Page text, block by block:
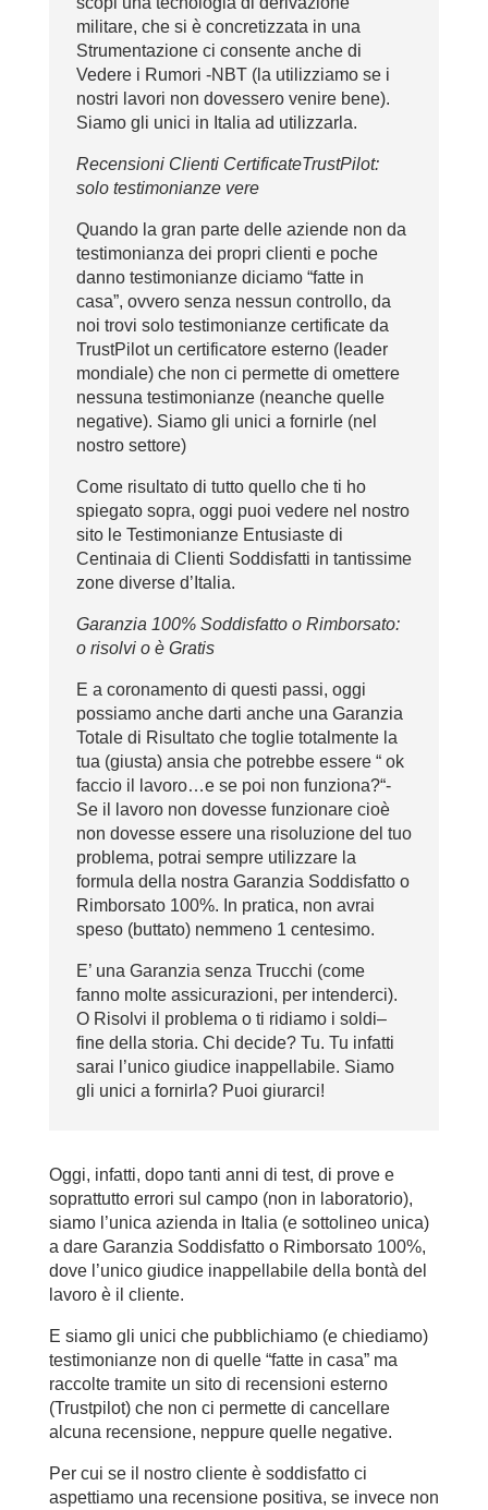
militare, che si è concretizzata in una
Strumentazione ci consente anche di
Vedere i Rumori -NBT (la utilizziamo se i
nostri lavori non dovessero venire bene).
Siamo gli unici in Italia ad utilizzarla.
Recensioni Clienti CertificateTrustPilot:
solo testimonianze vere
Quando la gran parte delle aziende non da
testimonianza dei propri clienti e poche
danno testimonianze diciamo “fatte in
casa”, ovvero senza nessun controllo, da
noi trovi solo testimonianze certificate da
TrustPilot un certificatore esterno (leader
mondiale) che non ci permette di omettere
nessuna testimonianze (neanche quelle
negative). Siamo gli unici a fornirle (nel
nostro settore)
Come risultato di tutto quello che ti ho
spiegato sopra, oggi puoi vedere nel nostro
sito le Testimonianze Entusiaste di
Centinaia di Clienti Soddisfatti in tantissime
zone diverse d’Italia.
Garanzia 100% Soddisfatto o Rimborsato:
o risolvi o è Gratis
E a coronamento di questi passi, oggi
possiamo anche darti anche una Garanzia
Totale di Risultato che toglie totalmente la
tua (giusta) ansia che potrebbe essere “ ok
faccio il lavoro…e se poi non funziona?“-
Se il lavoro non dovesse funzionare cioè
non dovesse essere una risoluzione del tuo
problema, potrai sempre utilizzare la
formula della nostra Garanzia Soddisfatto o
Rimborsato 100%. In pratica, non avrai
speso (buttato) nemmeno 1 centesimo.
E’ una Garanzia senza Trucchi (come
fanno molte assicurazioni, per intenderci).
O Risolvi il problema o ti ridiamo i soldi–
fine della storia. Chi decide? Tu. Tu infatti
sarai l’unico giudice inappellabile. Siamo
gli unici a fornirla? Puoi giurarci!
Oggi, infatti, dopo tanti anni di test, di prove e
soprattutto errori sul campo (non in laboratorio),
siamo l’unica azienda in Italia (e sottolineo unica)
a dare Garanzia Soddisfatto o Rimborsato 100%,
dove l’unico giudice inappellabile della bontà del
lavoro è il cliente.
E siamo gli unici che pubblichiamo (e chiediamo)
testimonianze non di quelle “fatte in casa” ma
raccolte tramite un sito di recensioni esterno
(Trustpilot) che non ci permette di cancellare
alcuna recensione, neppure quelle negative.
Per cui se il nostro cliente è soddisfatto ci
aspettiamo una recensione positiva, se invece non